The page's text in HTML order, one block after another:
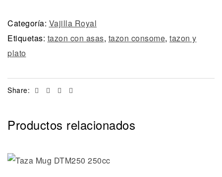
Categoría: Vajilla Royal
Etiquetas: tazon con asas, tazon consome, tazon y
plato
Share: Facebook
TwitterLinkedin
Productos relacionados